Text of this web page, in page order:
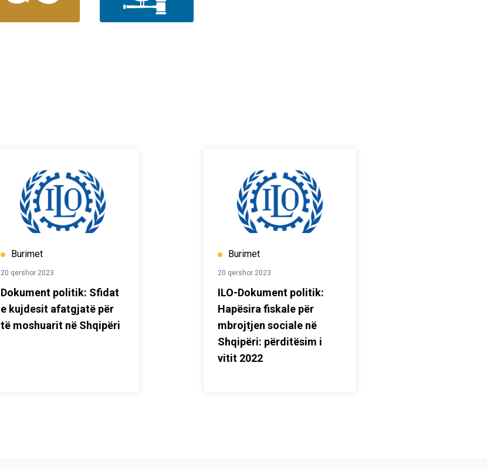
Burimet
20 qershor 2023
Dokument politik: Sfidat
e kujdesit afatgjatë për
të moshuarit në Shqipëri
Burimet
20 qershor 2023
ILO-Dokument politik:
Hapësira fiskale për
mbrojtjen sociale në
Shqipëri: përditësim i
vitit 2022